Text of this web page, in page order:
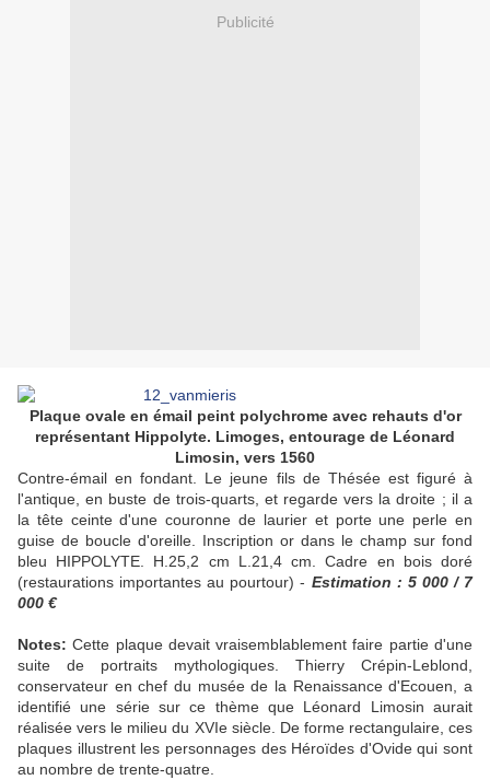
Publicité
Plaque ovale en émail peint polychrome avec rehauts d'or
représentant Hippolyte. Limoges, entourage de Léonard
Limosin, vers 1560
Contre-émail en fondant. Le jeune fils de Thésée est figuré à
l'antique, en buste de trois-quarts, et regarde vers la droite ; il a
la tête ceinte d'une couronne de laurier et porte une perle en
guise de boucle d'oreille. Inscription or dans le champ sur fond
bleu HIPPOLYTE. H.25,2 cm L.21,4 cm. Cadre en bois doré
(restaurations importantes au pourtour) - Estimation : 5 000 / 7
000 €
Notes:Cette plaque devait vraisemblablement faire partie d'une
suite de portraits mythologiques. Thierry Crépin-Leblond,
conservateur en chef du musée de la Renaissance d'Ecouen, a
identifié une série sur ce thème que Léonard Limosin aurait
réalisée vers le milieu du XVIe siècle. De forme rectangulaire, ces
plaques illustrent les personnages des Héroïdes d'Ovide qui sont
au nombre de trente-quatre.